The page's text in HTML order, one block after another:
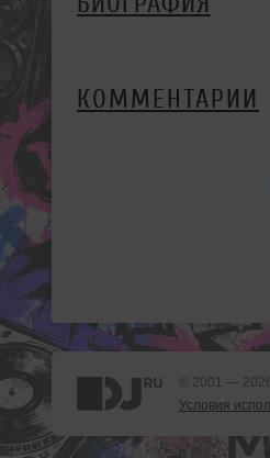
КОММЕНТАРИИ
© 2001 —
Условия